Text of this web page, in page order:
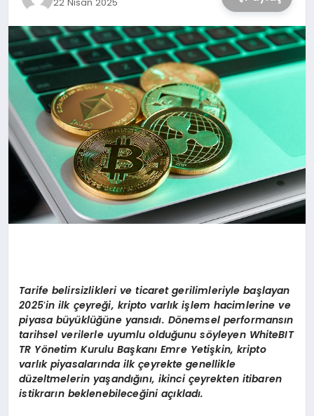
Tarife belirsizlikleri ve ticaret gerilimleriyle başlayan
2025’in ilk çeyreği, kripto varlık işlem hacimlerine ve
piyasa büyüklüğüne yansıdı. Dönemsel performansın
tarihsel verilerle uyumlu olduğunu söyleyen WhiteBIT
TR Yönetim Kurulu Başkanı Emre Yetişkin, kripto
varlık piyasalarında ilk çeyrekte genellikle
düzeltmelerin yaşandığını, ikinci çeyrekten itibaren
istikrarın beklenebileceğini açıkladı.